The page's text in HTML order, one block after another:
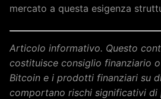
mercato a questa esigenza
Articolo informativo. Questo
costituisce consiglio finanziario
Bitcoin e i prodotti finanziari su
comportano rischi significativi di